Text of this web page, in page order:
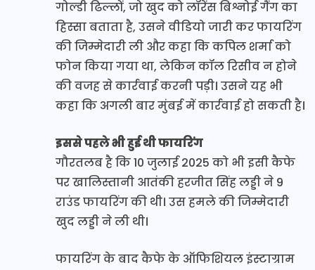
गोल्डी ढिल्लों, जो खुद को लॉरेंस बिश्नोई गैंग का
हिस्सा बताता है, उसने वीडियो जारी कर फायरिंग
की जिम्मेदारी ली और कहा कि कपिल शर्मा को
फोन किया गया था, लेकिन कॉल रिसीव न होने
की वजह से कार्रवाई करनी पड़ी। उसने यह भी
कहा कि अगली बार मुंबई में कार्रवाई हो सकती है।
इससे पहले भी हुई थी फायरिंग
गौरतलब है कि 10 जुलाई 2025 को भी इसी कैफे
पर खालिस्तानी आतंकी हरजीत सिंह लड्डी ने 9
राउंड फायरिंग की थी। उस हमले की जिम्मेदारी
खुद लड्डी ने ली थी।
फायरिंग के बाद कैफे के ऑफिशियल इंस्टाग्राम